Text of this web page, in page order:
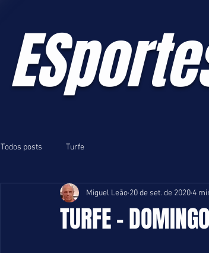
Todos posts Turfe
TURFE -
Miguel Leão 20 de set. de 20204